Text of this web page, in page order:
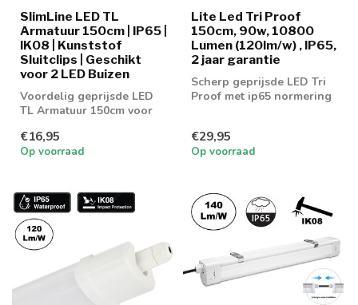
SlimLine LED TL
Armatuur 150cm | IP65 |
IK08 | Kunststof
Sluitclips | Geschikt
voor 2 LED Buizen
Voordelig geprijsde LED
TL Armatuur 150cm voor
€16,95
Op voorraad
Lite Led Tri Proof
150cm, 90w, 10800
Lumen (120lm/w) , IP65,
2 jaar garantie
Scherp geprijsde LED Tri
Proof met ip65 normering
€29,95
Op voorraad